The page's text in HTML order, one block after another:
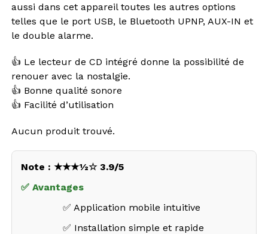
aussi dans cet appareil toutes les autres options
telles que le port USB, le Bluetooth UPNP, AUX-IN et
le double alarme.
👍 Le lecteur de CD intégré donne la possibilité de
renouer avec la nostalgie.
👍 Bonne qualité sonore
👍 Facilité d’utilisation
Aucun produit trouvé.
Note : ★★★½☆ 3.9/5
✅ Avantages
✅ Application mobile intuitive
✅ Installation simple et rapide